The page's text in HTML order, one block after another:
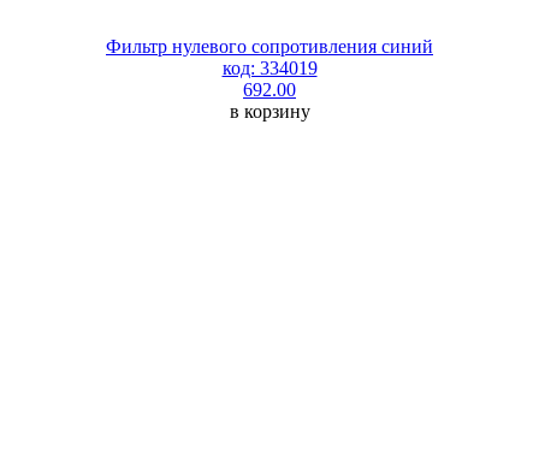
Фильтр нулевого сопротивления синий
код: 334019
692.00
в корзину